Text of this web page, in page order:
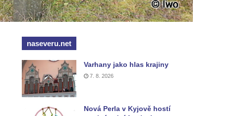
naseveru.net
Varhany jako hlas krajiny
7. 8. 2026
Nová Perla v Kyjově hostí